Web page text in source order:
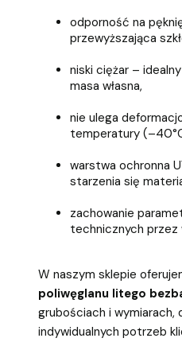
odporność na
przewyższająca
niski ciężar –
masa własna,
nie ulega
temperatury
warstwa ochronna
starzenia się
zachowanie
technicznych przez
W naszym sklepie
poliwęglanu litego
grubościach i wymiarach,
indywidualnych potrzeb